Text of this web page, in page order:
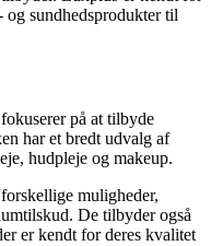
og sundhedsprodukter til
på at tilbyde
har et bredt udvalg af
hudpleje og makeup.
muligheder,
De tilbyder også
er kendt for deres kvalitet